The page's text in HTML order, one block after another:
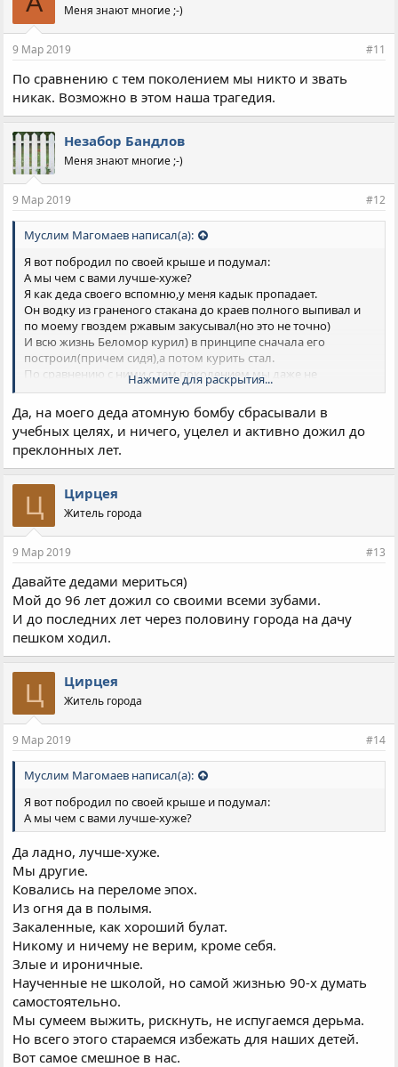
т
и
:
Меня знают многие ;-)
9 Мар 2019 #11
По сравнению с тем поколением мы никто и звать
никак. Возможно в этом наша трагедия.
Незабор Бандлов
Меня знают многие ;-)
9 Мар 2019 #12
Муслим Магомаев написал(а):
Я вот побродил по своей крыше и подумал:
А мы чем с вами лучше-хуже?
Я как деда своего вспомню,у меня кадык пропадает.
Он водку из граненого стакана до краев полного выпивал и
по моему гвоздем ржавым закусывал(но это не точно)
И всю жизнь Беломор курил) в принципе сначала его
построил(причем сидя),а потом курить стал.
По сравнению с ними,с тем поколением мы даже не
снежинки....
Ну и потом:хрен его знает что им на роду написано,может мы
доживаем последние годы без глобального 3,14деца?
Пусть живут как умеют!
Нажмите для раскрытия...
Да, на моего деда атомную бомбу сбрасывали в
учебных целях, и ничего, уцелел и активно дожил до
преклонных лет.
Ц Цирцея
Житель города
9 Мар 2019 #13
Давайте дедами мериться)
Мой до 96 лет дожил со своими всеми зубами.
И до последних лет через половину города на дачу
пешком ходил.
Ц Цирцея
Житель города
9 Мар 2019 #14
Муслим Магомаев написал(а):
Я вот побродил по своей крыше и подумал:
А мы чем с вами лучше-хуже?
Да ладно, лучше-хуже.
Мы другие.
Ковались на переломе эпох.
Из огня да в полымя.
Закаленные, как хороший булат.
Никому и ничему не верим, кроме себя.
Злые и ироничные.
Наученные не школой, но самой жизнью 90-х думать
самостоятельно.
Мы сумеем выжить, рискнуть, не испугаемся дерьма.
Но всего этого стараемся избежать для наших детей.
Вот самое смешное в нас.